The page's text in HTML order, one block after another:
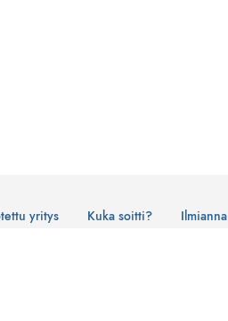
yritys Kuka soitti? Ilmianna